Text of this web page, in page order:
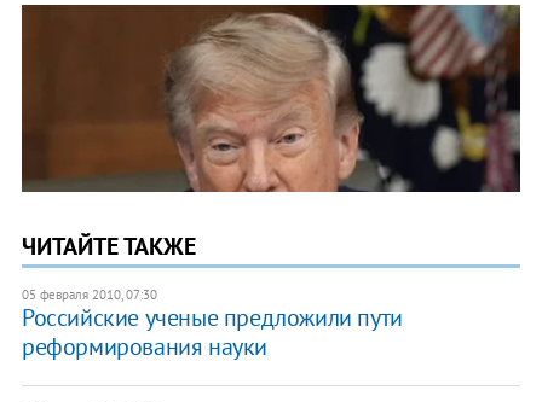
ЧИТАЙТЕ ТАКЖЕ
05 февраля 2010, 07:30
Российские ученые предложили пути
реформирования науки